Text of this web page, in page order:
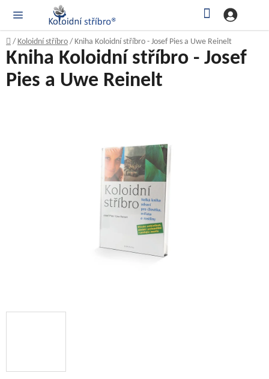
obsah
Domů
/ Koloidní stříbro / Kniha Koloidní stříbro - Josef Pies a Uwe Reinelt
Kniha Koloidní stříbro - Josef
Pies a Uwe Reinelt